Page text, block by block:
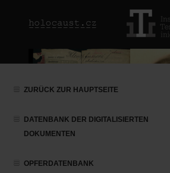
ZURÜCK ZUR HAUPTSEITE
DATENBANK DER DIGITALISIERTEN
DOKUMENTEN
OPFERDATENBANK